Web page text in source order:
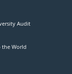
Audit
the World